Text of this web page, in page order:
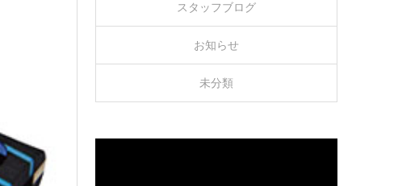
スタッフブログ
お知らせ
未分類